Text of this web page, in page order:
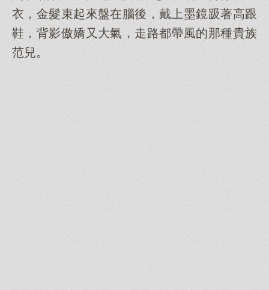
衣，金髮束起來盤在腦後，戴上墨鏡趿著高跟
鞋，背影傲嬌又大氣，走路都帶風的那種貴族
范兒。